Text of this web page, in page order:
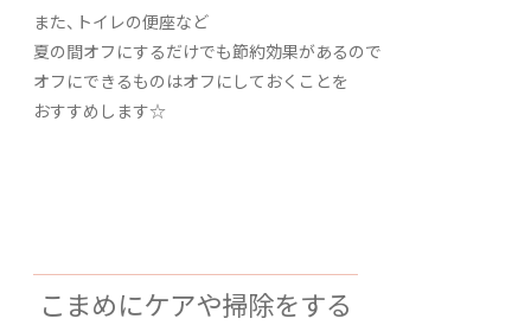
また、トイレの便座など
夏の間オフにするだけでも節約効果があるので
オフにできるものはオフにしておくことを
おすすめします☆
こまめにケアや掃除をする